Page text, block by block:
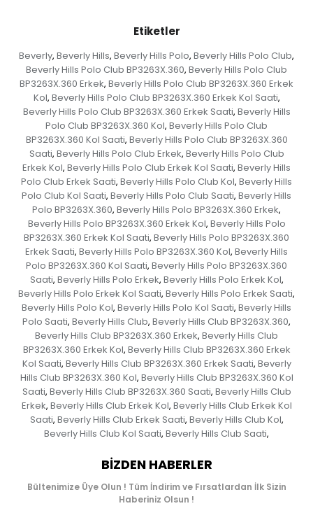
Etiketler
Beverly, Beverly Hills, Beverly Hills Polo, Beverly Hills Polo Club,
Beverly Hills Polo Club BP3263X.360, Beverly Hills Polo Club
BP3263X.360 Erkek, Beverly Hills Polo Club BP3263X.360 Erkek
Kol, Beverly Hills Polo Club BP3263X.360 Erkek Kol Saati,
Beverly Hills Polo Club BP3263X.360 Erkek Saati, Beverly Hills
Polo Club BP3263X.360 Kol, Beverly Hills Polo Club
BP3263X.360 Kol Saati, Beverly Hills Polo Club BP3263X.360
Saati, Beverly Hills Polo Club Erkek, Beverly Hills Polo Club
Erkek Kol, Beverly Hills Polo Club Erkek Kol Saati, Beverly Hills
Polo Club Erkek Saati, Beverly Hills Polo Club Kol, Beverly Hills
Polo Club Kol Saati, Beverly Hills Polo Club Saati, Beverly Hills
Polo BP3263X.360, Beverly Hills Polo BP3263X.360 Erkek,
Beverly Hills Polo BP3263X.360 Erkek Kol, Beverly Hills Polo
BP3263X.360 Erkek Kol Saati, Beverly Hills Polo BP3263X.360
Erkek Saati, Beverly Hills Polo BP3263X.360 Kol, Beverly Hills
Polo BP3263X.360 Kol Saati, Beverly Hills Polo BP3263X.360
Saati, Beverly Hills Polo Erkek, Beverly Hills Polo Erkek Kol,
Beverly Hills Polo Erkek Kol Saati, Beverly Hills Polo Erkek Saati,
Beverly Hills Polo Kol, Beverly Hills Polo Kol Saati, Beverly Hills
Polo Saati, Beverly Hills Club, Beverly Hills Club BP3263X.360,
Beverly Hills Club BP3263X.360 Erkek, Beverly Hills Club
BP3263X.360 Erkek Kol, Beverly Hills Club BP3263X.360 Erkek
Kol Saati, Beverly Hills Club BP3263X.360 Erkek Saati, Beverly
Hills Club BP3263X.360 Kol, Beverly Hills Club BP3263X.360 Kol
Saati, Beverly Hills Club BP3263X.360 Saati, Beverly Hills Club
Erkek, Beverly Hills Club Erkek Kol, Beverly Hills Club Erkek Kol
Saati, Beverly Hills Club Erkek Saati, Beverly Hills Club Kol,
Beverly Hills Club Kol Saati, Beverly Hills Club Saati,
BIZDEN HABERLER
Bültenimize Üye Olun ! Tüm İndirim ve Fırsatlardan İlk Sizin
Haberiniz Olsun !